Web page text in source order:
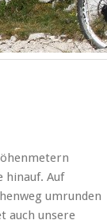
hinauf. Auf
umrunden
auch unsere